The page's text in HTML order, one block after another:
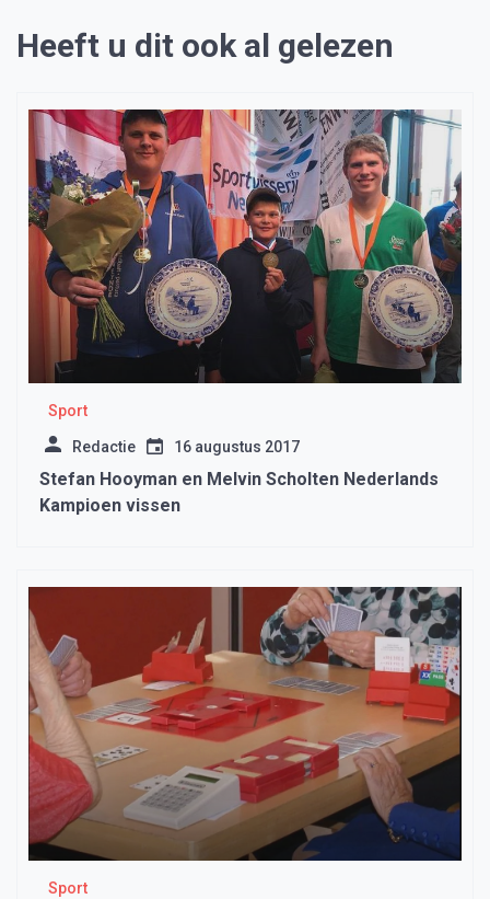
Heeft u dit ook al gelezen
Sport
Redactie 16 augustus 2017
Stefan Hooyman en Melvin Scholten Nederlands
Kampioen vissen
Sport